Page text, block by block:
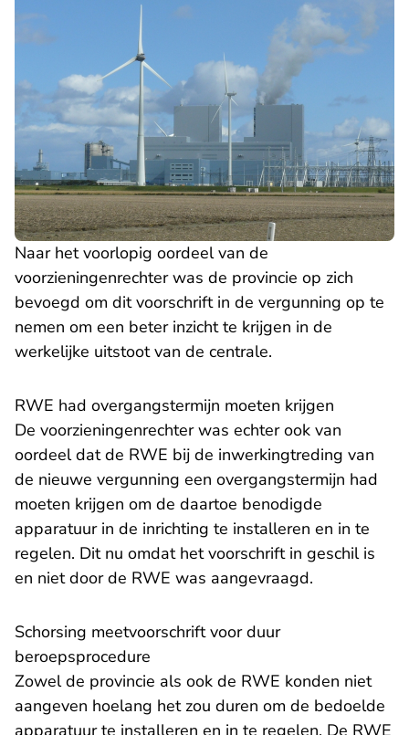
Naar het voorlopig oordeel van de
voorzieningenrechter was de provincie op zich
bevoegd om dit voorschrift in de vergunning op te
nemen om een beter inzicht te krijgen in de
werkelijke uitstoot van de centrale.
RWE had overgangstermijn moeten krijgen
De voorzieningenrechter was echter ook van
oordeel dat de RWE bij de inwerkingtreding van
de nieuwe vergunning een overgangstermijn had
moeten krijgen om de daartoe benodigde
apparatuur in de inrichting te installeren en in te
regelen. Dit nu omdat het voorschrift in geschil is
en niet door de RWE was aangevraagd.
Schorsing meetvoorschrift voor duur
beroepsprocedure
Zowel de provincie als ook de RWE konden niet
aangeven hoelang het zou duren om de bedoelde
apparatuur te installeren en in te regelen. De RWE